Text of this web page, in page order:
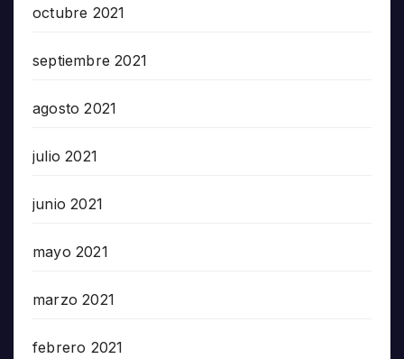
octubre 2021
septiembre 2021
agosto 2021
julio 2021
junio 2021
mayo 2021
marzo 2021
febrero 2021